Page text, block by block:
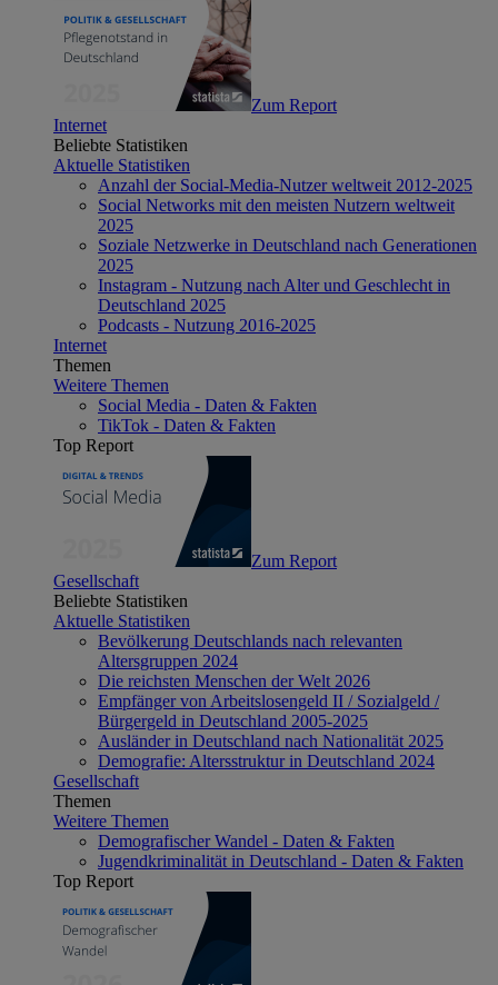
Zum Report
Internet
Beliebte Statistiken
Aktuelle Statistiken
Anzahl der Social-Media-Nutzer weltweit 2012-2025
Social Networks mit den meisten Nutzern weltweit
2025
Soziale Netzwerke in Deutschland nach Generationen
2025
Instagram - Nutzung nach Alter und Geschlecht in
Deutschland 2025
Podcasts - Nutzung 2016-2025
Internet
Themen
Weitere Themen
Social Media - Daten & Fakten
TikTok - Daten & Fakten
Top Report
Zum Report
Gesellschaft
Beliebte Statistiken
Aktuelle Statistiken
Bevölkerung Deutschlands nach relevanten
Altersgruppen 2024
Die reichsten Menschen der Welt 2026
Empfänger von Arbeitslosengeld II / Sozialgeld /
Bürgergeld in Deutschland 2005-2025
Ausländer in Deutschland nach Nationalität 2025
Demografie: Altersstruktur in Deutschland 2024
Gesellschaft
Themen
Weitere Themen
Demografischer Wandel - Daten & Fakten
Jugendkriminalität in Deutschland - Daten & Fakten
Top Report